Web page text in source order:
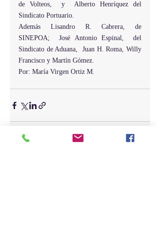
de Volteos,  y  Alberto Henríquez del
Sindicato Portuario.
Además Lisandro R. Cabrera, de
SINEPOA;  José Antonio Espinal,  del
Sindicato de Aduana,  Juan H. Roma, Willy
Francisco y Martín Gómez.
Por: María Virgen Ortiz M.